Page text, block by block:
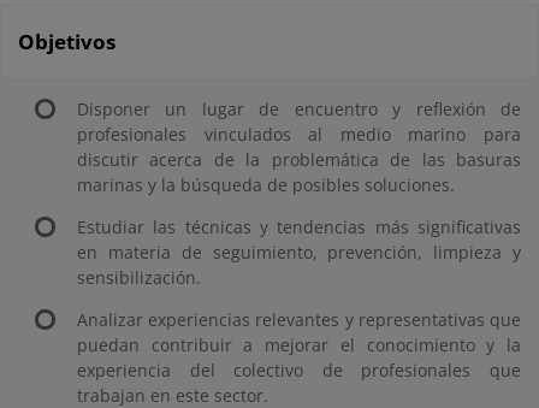
Objetivos
Disponer un lugar de encuentro y reflexión de
profesionales vinculados al medio marino para
discutir acerca de la problemática de las basuras
marinas y la búsqueda de posibles soluciones.
Estudiar las técnicas y tendencias más significativas
en materia de seguimiento, prevención, limpieza y
sensibilización.
Analizar experiencias relevantes y representativas que
puedan contribuir a mejorar el conocimiento y la
experiencia del colectivo de profesionales que
trabajan en este sector.